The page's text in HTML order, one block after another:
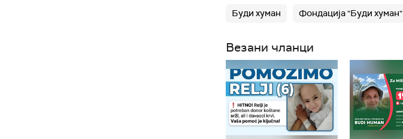
Буди хуман Фондација "Буди хуман"
Везани чланци